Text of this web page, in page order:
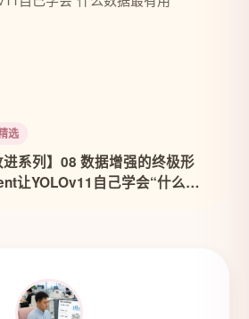
选
进系列】08 数据增强的终极形
让YOLOv11自己学会“什么数